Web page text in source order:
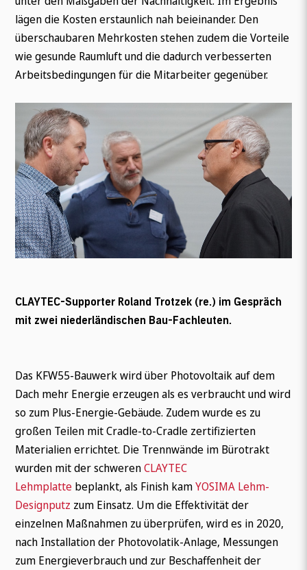
Wonach suchen Sie?
lägen die Kosten erstaunlich nah beieinander. Den
überschaubaren Mehrkosten stehen zudem die Vorteile
wie gesunde Raumluft und die dadurch verbesserten
Arbeitsbedingungen für die Mitarbeiter gegenüber.
CLAYTEC-Supporter Roland Trotzek (re.) im Gespräch
mit zwei niederländischen Bau-Fachleuten.
Das KFW55-Bauwerk wird über Photovoltaik auf dem
Dach mehr Energie erzeugen als es verbraucht und wird
so zum Plus-Energie-Gebäude. Zudem wurde es zu
großen Teilen mit Cradle-to-Cradle zertifizierten
Materialien errichtet. Die Trennwände im Bürotrakt
wurden mit der schwerenCLAYTEC
Lehmplatte beplankt, als Finish kamYOSIMA Lehm-
Designputz zum Einsatz. Um die Effektivität der
einzelnen Maßnahmen zu überprüfen, wird es in 2020,
nach Installation der Photovolatik-Anlage, Messungen
zum Energieverbrauch und zur Beschaffenheit der